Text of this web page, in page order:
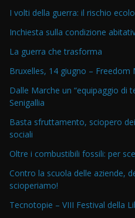
I volti della guerra: il rischio
Inchiesta sulla condizione
La guerra che trasforma
Bruxelles, 14 giugno – Freedom
Dalle Marche un “equipaggio di
Senigallia
Basta sfruttamento, sciopero
sociali
Oltre i combustibili fossili: per
Contro la scuola delle aziende,
scioperiamo!
Tecnotopie – VIII Festival della